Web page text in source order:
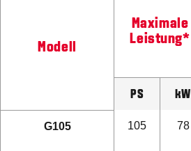
Modell
Maximale
Leistung*
PS kW
G105 105 78